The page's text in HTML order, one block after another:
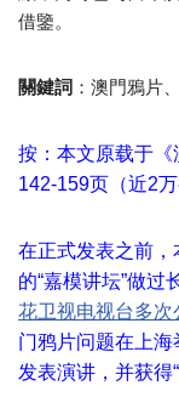
借鑒。
關鍵詞 ：澳門鴉片
按：本文原载于
142-159页（近2万
在正式发表之前
的“嘉模讲坛”做
花卫视电视台多次
门鸦片问题在上海
发表演讲，并获得“